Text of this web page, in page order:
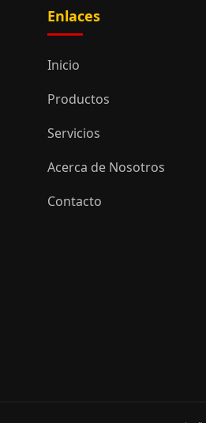
Enlaces
Inicio
Productos
Servicios
Acerca de Nosotros
Contacto